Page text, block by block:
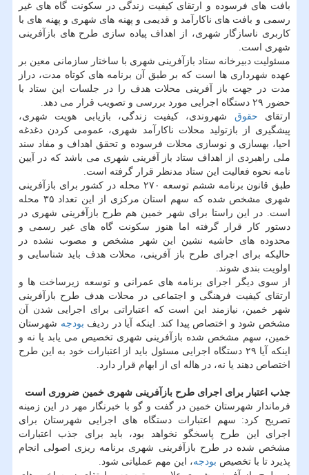
بافت های فرسوده و ارتقای كیفیت زندگی در سكونت گاه های غیر
رسمی و بافت های ناكارآمد و قدیمی و پهنه های شهری و پهنه های با
كاربری ناسازگار شهری، از اهداف پیاده سازی طرح های بازآفرینی
شهری است.
مسئولیت دبیرخانه ستاد بازآفرینی شهری با ساختار سازمانی معین بر
عهده شهرداری ها است كه بر طبق آن برنامه های كوتاه مدت، دراز
مدت در جهت باز آفرینی محلات هدف را در جلسات این ستاد با
حضور ۲۹ دستگاه اجرایی مورد بررسی و تصویب قرار می دهد.
ارتقای حقوق شهروندی، كیفیت زندگی، بازیابی هویت شهری،
پیشگیری از بازتولید محلات ناكارآمد شهری، عمومی كردن دغدغه
احیا، بهسازی و نوسازی محلات فرسوده و تحقق اهداف و مفاد سند
ملی راهبردی از اهداف ستاد باز آفرینی شهری می باشد كه در آیین
نامه نحوه فعالیت این ستاد مدنظر قرار گرفته است.
طبق قانون برنامه ششم توسعه ۲۷۰ محله در كشور برای بازآفرینی
شهری مشخص شده كه سهم استان مركزی از این تعداد ۳۵ محله
است. در این راستا برای شهر خمین هم طرح بازآفرینی شهری در
دستور كار قرار گرفته اما هنوز سكونت گاه های غیر رسمی و
محدوده های حاشیه نشین این شهر مشخص و مصوب نشده در
حالیكه برای اجرای طرح باز آفرینی، محلات هدف باید شناسایی و
اولویت بندی شوند.
از سوی دیگر اجرای برنامه های عمرانی و توسعه زیرساخت ها و
ارتقای كیفیت فرهنگی و اجتماعی در محلات هدف طرح بازآفرینی
شهر خمین، نیازمند این است كه اعتباراتی برای اجرایی شدن آن
مشخص شود و اختصاص پیدا كند. اینكه آیا در ردیف بودجه شهرستان
خمین، سهم مشخص شده بازآفرینی شهری تخصیص می یابد یا نه و
اینكه آیا ۲۹ دستگاه اجرایی مسئول باید از اعتبارات خود به این طرح
اختصاص دهند یا نه، در هاله ای از ابهام قرار دارد.
جذب اعتبار برای اجرای طرح بازآفرینی شهری خمین ضروری است
فرماندار شهرستان خمین در گفت و گو با خبرنگار مهر در این زمینه
تصریح كرد: سهم اعتبارات دستگاه های اجرایی شهرستان برای
اجرای این طرح پاسخگو نخواهد بود، باید برای جذب اعتبارات
مشخص شده در طرح بازآفرینی شهری برنامه ریزی اصولی انجام
پذیرد تا با تخصیص بودجه، این مهم عملیاتی شود.